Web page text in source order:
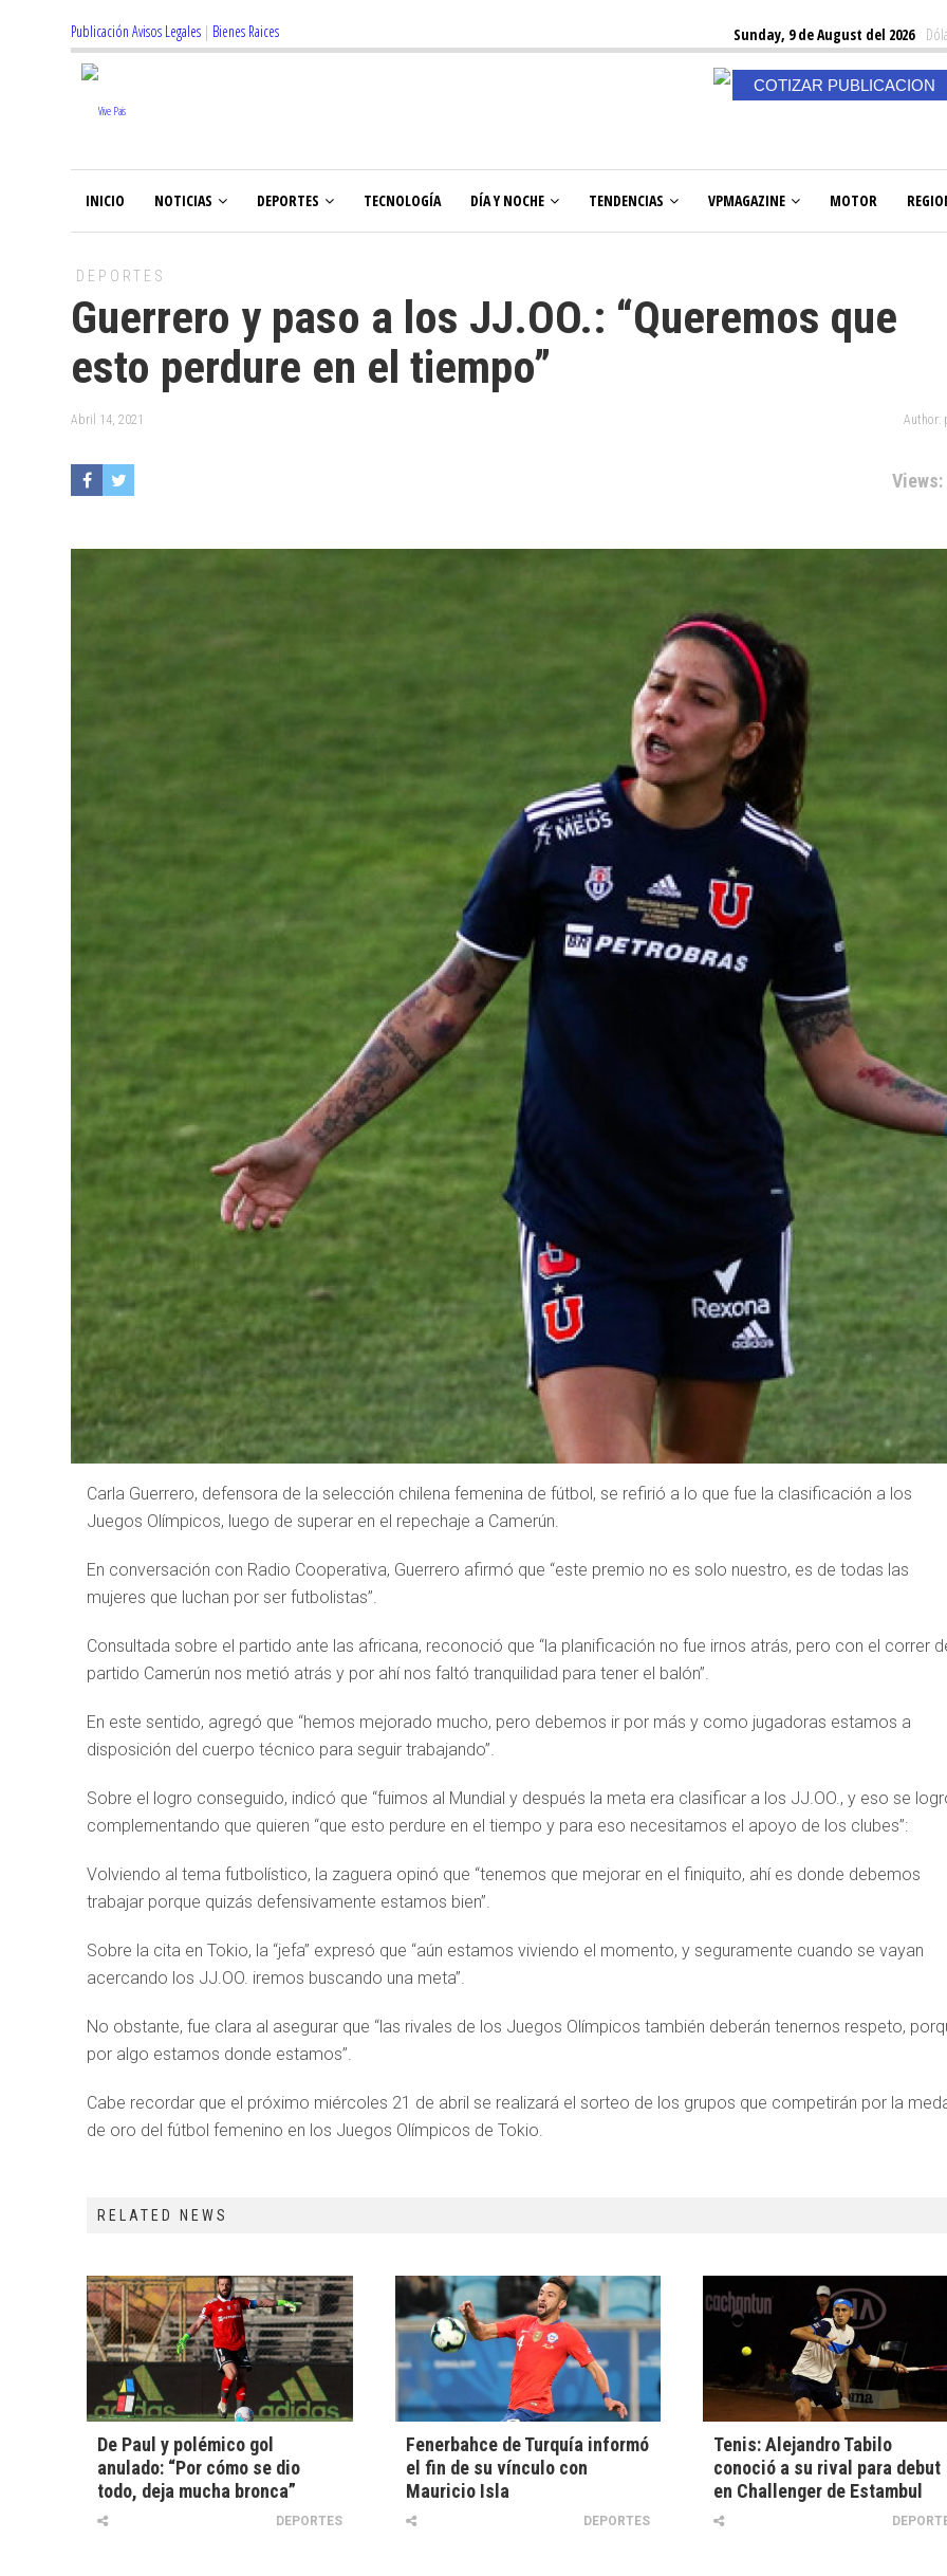
Publicación Avisos Legales | Bienes Raices Sunday, 9 de August del 2026
COTIZAR PUBLICACION
INICIO NOTICIAS DEPORTES TECNOLOGÍA DÍA Y NOCHE TENDENCIAS VPMAGAZINE MOTOR
DEPORTES
Guerrero y paso a los JJ.OO.: “Queremos que
esto perdure en el tiempo”
Abril 14, 2021 Author:
Views:
Carla Guerrero, defensora de la selección chilena femenina de fútbol, se refirió a lo que fue la clasificación a los
Juegos Olímpicos, luego de superar en el repechaje a Camerún.
En conversación con Radio Cooperativa, Guerrero afirmó que “este premio no es solo nuestro, es de todas las
mujeres que luchan por ser futbolistas”.
Consultada sobre el partido ante las africana, reconoció que “la planificación no fue irnos atrás, pero con el correr
partido Camerún nos metió atrás y por ahí nos faltó tranquilidad para tener el balón”.
En este sentido, agregó que “hemos mejorado mucho, pero debemos ir por más y como jugadoras estamos a
disposición del cuerpo técnico para seguir trabajando”.
Sobre el logro conseguido, indicó que “fuimos al Mundial y después la meta era clasificar a los JJ.OO., y eso se
complementando que quieren “que esto perdure en el tiempo y para eso necesitamos el apoyo de los clubes”:
Volviendo al tema futbolístico, la zaguera opinó que “tenemos que mejorar en el finiquito, ahí es donde debemos
trabajar porque quizás defensivamente estamos bien”.
Sobre la cita en Tokio, la “jefa” expresó que “aún estamos viviendo el momento, y seguramente cuando se vayan
acercando los JJ.OO. iremos buscando una meta”.
No obstante, fue clara al asegurar que “las rivales de los Juegos Olímpicos también deberán tenernos respeto,
por algo estamos donde estamos”.
Cabe recordar que el próximo miércoles 21 de abril se realizará el sorteo de los grupos que competirán por la
de oro del fútbol femenino en los Juegos Olímpicos de Tokio.
RELATED NEWS
De Paul y polémico gol
anulado: “Por cómo se dio
todo, deja mucha bronca”
DEPORTES
Fenerbahce de Turquía informó
el fin de su vínculo con
Mauricio Isla
DEPORTES
Tenis: Alejandro Tabilo
conoció a su rival para debut
en Challenger de Estambul